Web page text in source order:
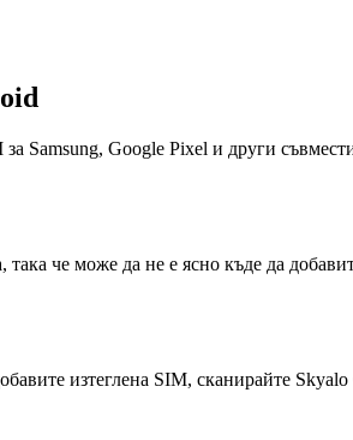
Samsung, Google Pixel и други
че може да не е ясно къде да
изтеглена SIM, сканирайте